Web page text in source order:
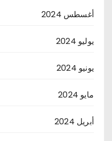
أغسطس 2024
يوليو 2024
يونيو 2024
مايو 2024
أبريل 2024